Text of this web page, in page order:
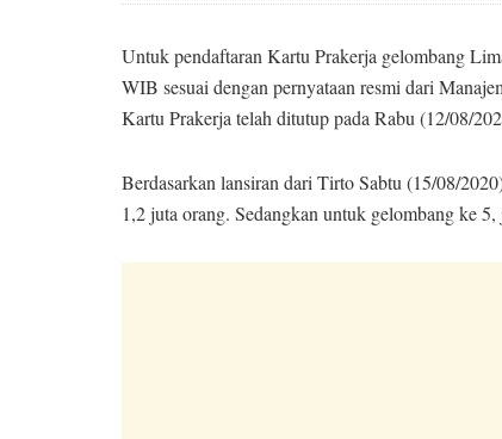
Untuk pendaftaran Kartu Prakerja gelombang
WIB sesuai dengan pernyataan resmi dari
Kartu Prakerja telah ditutup pada Rabu (12/08/
Berdasarkan lansiran dari Tirto Sabtu (15/08/
1,2 juta orang. Sedangkan untuk gelombang ke